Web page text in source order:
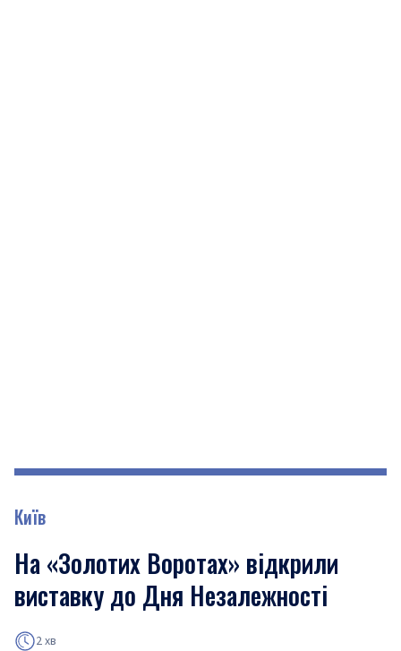
Київ
На «Золотих Воротах» відкрили
виставку до Дня Незалежності
2 хв